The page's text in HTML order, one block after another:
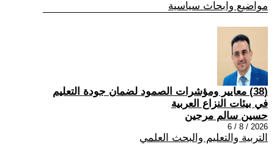
مواضيع وابحاث سياسية
(38) معايير ومؤشرات الصمود لضمان جودة التعليم
في بيئات النزاع العربية
حسين سالم مرجين
2026 / 8 / 6
التربية والتعليم والبحث العلمي